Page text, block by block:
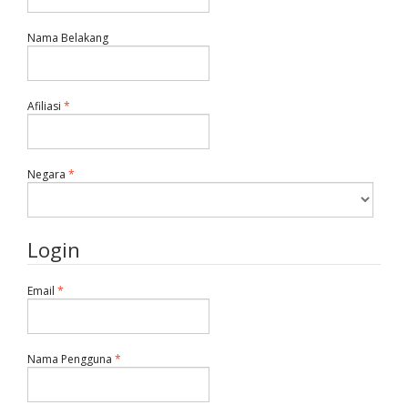
Nama BelakangDibutuhkan
Afiliasi *
Negara *
Login
Email *
Nama Pengguna *